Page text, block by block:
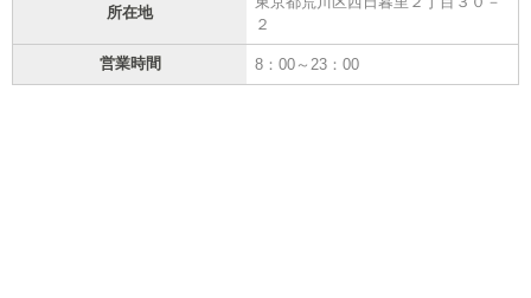
所在地
２
営業時間 8：00～23：00